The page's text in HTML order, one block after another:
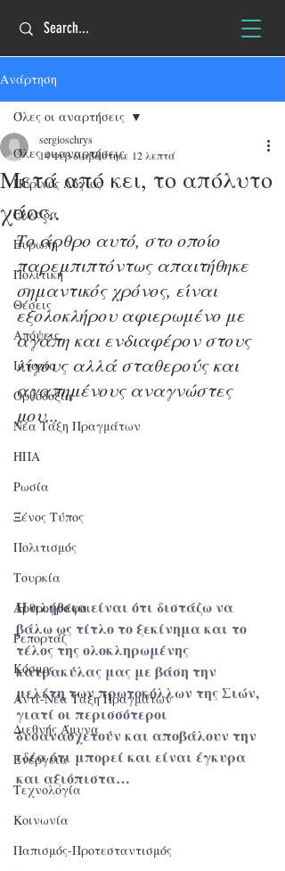
Ανάρτηση
Όλες οι αναρτήσεις
Πύρινος Λόγιος
Ελλάδα
Ευρώπη
Πολιτική
Θέσεις
Απόψεις
Ιστορία
Ορθοδοξία
Νέα Τάξη Πραγμάτων
ΗΠΑ
Ρωσία
Ξένος Τύπος
Πολιτισμός
Τουρκία
Αρθρογράφοι
Ρεπορτάζ
Κόσμος
Αντί-Νέα Τάξη Πραγμάτων
Διεθνής Άμυνα
Ενέργεια
Τεχνολογία
Κοινωνία
Παπισμός-Προτεσταντισμός
Όλες οι αναρτήσεις
Μετά από κει, το απόλυτο
χάος..
sergioschrys
14 Φεβδιαβάστηκε 12 λεπτά
Το άρθρο αυτό, στο οποίο
παρεμπιπτόντως απαιτήθηκε
σημαντικός χρόνος, είναι
εξολοκλήρου αφιερωμένο με
αγάπη και ενδιαφέρον στους
λίγους αλλά σταθερούς και
αγαπημένους αναγνώστες
μου...
Η αλήθεια είναι ότι διστάζω να
βάλω ως τίτλο το ξεκίνημα και το
τέλος της ολοκληρωμένης
κατρακύλας μας με βάση την
μελέτη των πρωτοκόλλων της Σιών,
γιατί οι περισσότεροι
δυσανασχετούν και αποβάλουν την
ιδέα ότι μπορεί και είναι έγκυρα
και αξιόπιστα…